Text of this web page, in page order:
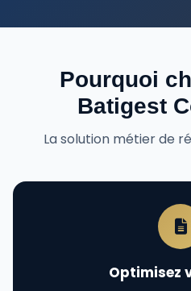
Pourquoi
Batigest
La solution métier de
Optimisez